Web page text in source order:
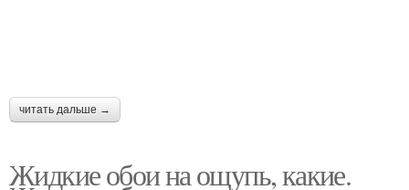
читать дальше →
Жидкие обои на ощупь, какие.